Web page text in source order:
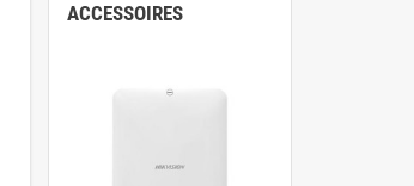
ACCESSOIRES